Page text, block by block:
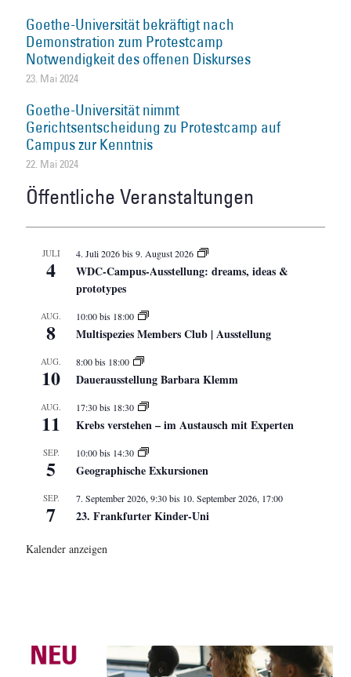
Goethe-Universität bekräftigt nach
Demonstration zum Protestcamp
Notwendigkeit des offenen Diskurses
23. Mai 2024
Goethe-Universität nimmt
Gerichtsentscheidung zu Protestcamp auf
Campus zur Kenntnis
22. Mai 2024
Öffentliche Veranstaltungen
JULI
4
4. Juli 2026bis9. August 2026
WDC-Campus-Ausstellung: dreams, ideas &
prototypes
AUG.
8
10:00bis 18:00
Multispezies Members Club | Ausstellung
AUG.
10
8:00bis 18:00
Dauerausstellung Barbara Klemm
AUG.
11
17:30bis 18:30
Krebs verstehen – im Austausch mit Experten
SEP.
5
10:00bis 14:30
Geographische Exkursionen
SEP.
7
7. September 2026, 9:30bis 10. September 2026, 17:00
23. Frankfurter Kinder-Uni
Kalender anzeigen